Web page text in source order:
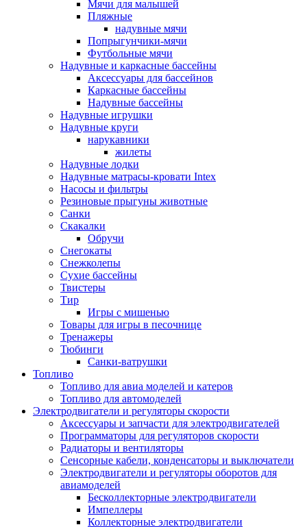
Мячи для малышей
Пляжные
надувные мячи
Попрыгунчики-мячи
Футбольные мячи
Надувные и каркасные бассейны
Аксессуары для бассейнов
Каркасные бассейны
Надувные бассейны
Надувные игрушки
Надувные круги
нарукавники
жилеты
Надувные лодки
Надувные матрасы-кровати Intex
Насосы и фильтры
Резиновые прыгуны животные
Санки
Скакалки
Обручи
Снегокаты
Снежколепы
Сухие бассейны
Твистеры
Тир
Игры с мишенью
Товары для игры в песочнице
Тренажеры
Тюбинги
Санки-ватрушки
Топливо
Топливо для авиа моделей и катеров
Топливо для автомоделей
Электродвигатели и регуляторы скорости
Аксессуары и запчасти для электродвигателей
Программаторы для регуляторов скорости
Радиаторы и вентиляторы
Сенсорные кабели, конденсаторы и выключатели
Электродвигатели и регуляторы оборотов для
авиамоделей
Бесколлекторные электродвигатели
Импеллеры
Коллекторные электродвигатели